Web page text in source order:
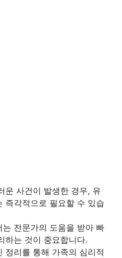
운 사건이 발생한 경우, 유
즉각적으로 필요할 수 있습
는 전문가의 도움을 받아 빠
하는 것이 중요합니다.
정리를 통해 가족의 심리적